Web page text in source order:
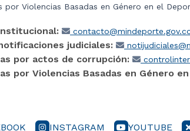
por Violencias Basadas en Género en el
judiciales:
por actos de corrupción:
por Violencias Basadas en Género
INSTAGRAM YOUTUBE